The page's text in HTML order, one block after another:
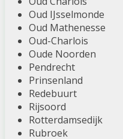
Oud IJsselmonde
Oud Mathenesse
Oud-Charlois
Oude Noorden
Pendrecht
Prinsenland
Redebuurt
Rijsoord
Rotterdamsedijk
Rubroek